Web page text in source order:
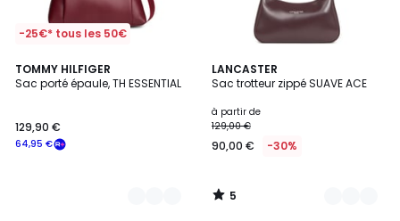
-25€* tous les 50€
TOMMY HILFIGER
Sac porté épaule, TH ESSENTIAL
64,95 €
129,90 €
2
Couleurs
LANCASTER
Sac trotteur zippé SUAVE ACE
à partir de
129,00 €
90,00 € -30%
5
/
15
Couleurs
5
/